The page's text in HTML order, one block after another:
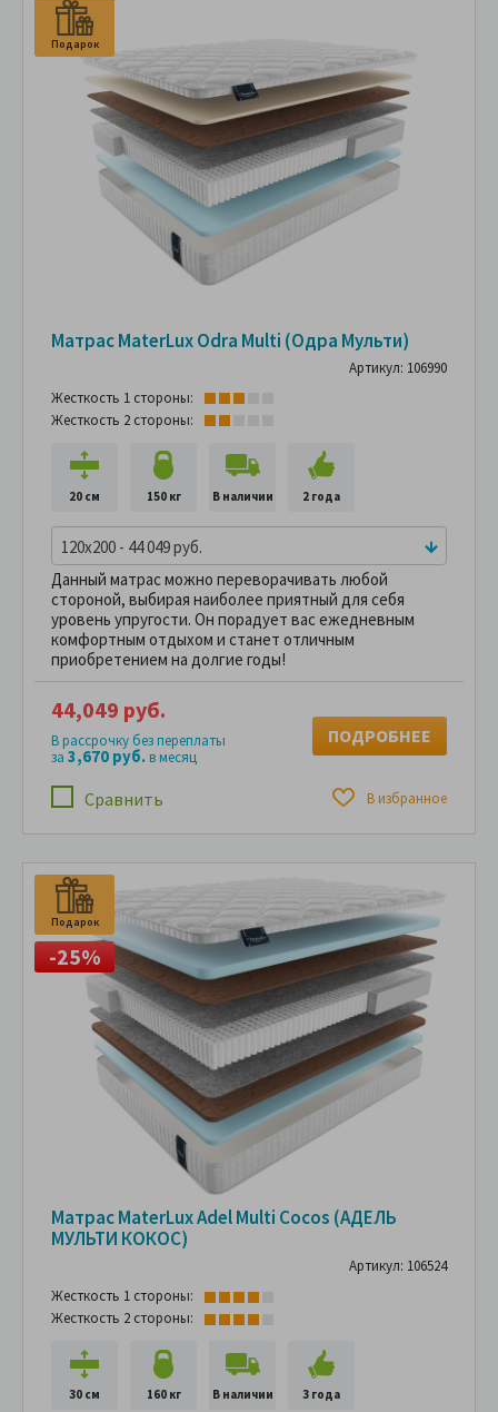
Подарок
Матрас MaterLux Odra Multi (Одра Мульти)
Артикул: 106990
Жесткость 1 стороны:
Жесткость 2 стороны:
20 см 150 кг В наличии 2 года
120x200 - 44 049 руб.
Данный матрас можно переворачивать любой
стороной, выбирая наиболее приятный для себя
уровень упругости. Он порадует вас ежедневным
комфортным отдыхом и станет отличным
приобретением на долгие годы!
Сравнить В избранное
44,049 руб.
В рассрочку без переплаты
за 3,670 руб.в месяц
ПОДРОБНЕЕ
Подарок
-25%
Матрас MaterLux Adel Multi Cocos (АДЕЛЬ
МУЛЬТИ КОКОС)
Артикул: 106524
Жесткость 1 стороны:
Жесткость 2 стороны:
30 см 160 кг В наличии 3 года